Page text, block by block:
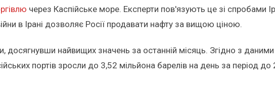
через Каспійське море. Експерти пов'язують це зі спробами
в Ірані дозволяє Росії продавати нафту за вищою ціною.
досягнувши найвищих значень за останній місяць. Згідно з даними
портів зросли до 3,52 мільйона барелів на день за період до